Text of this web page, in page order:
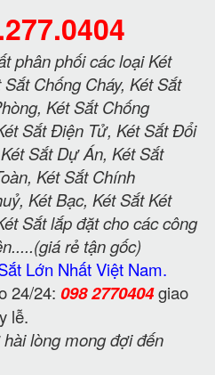
phân phối các loại Két
Chống Cháy, Két Sắt
Két Sắt Chống
Sắt Điện Tử, Két Sắt Đổi
Sắt Dự Án, Két Sắt
Két Sắt Chính
Két Bạc, Két Sắt Két
Sắt lắp đặt cho các công
rẻ tận gốc)
Lớn Nhất Việt Nam.
24/24: 098 2770404giao
lễ.
lòng mong đợi đến